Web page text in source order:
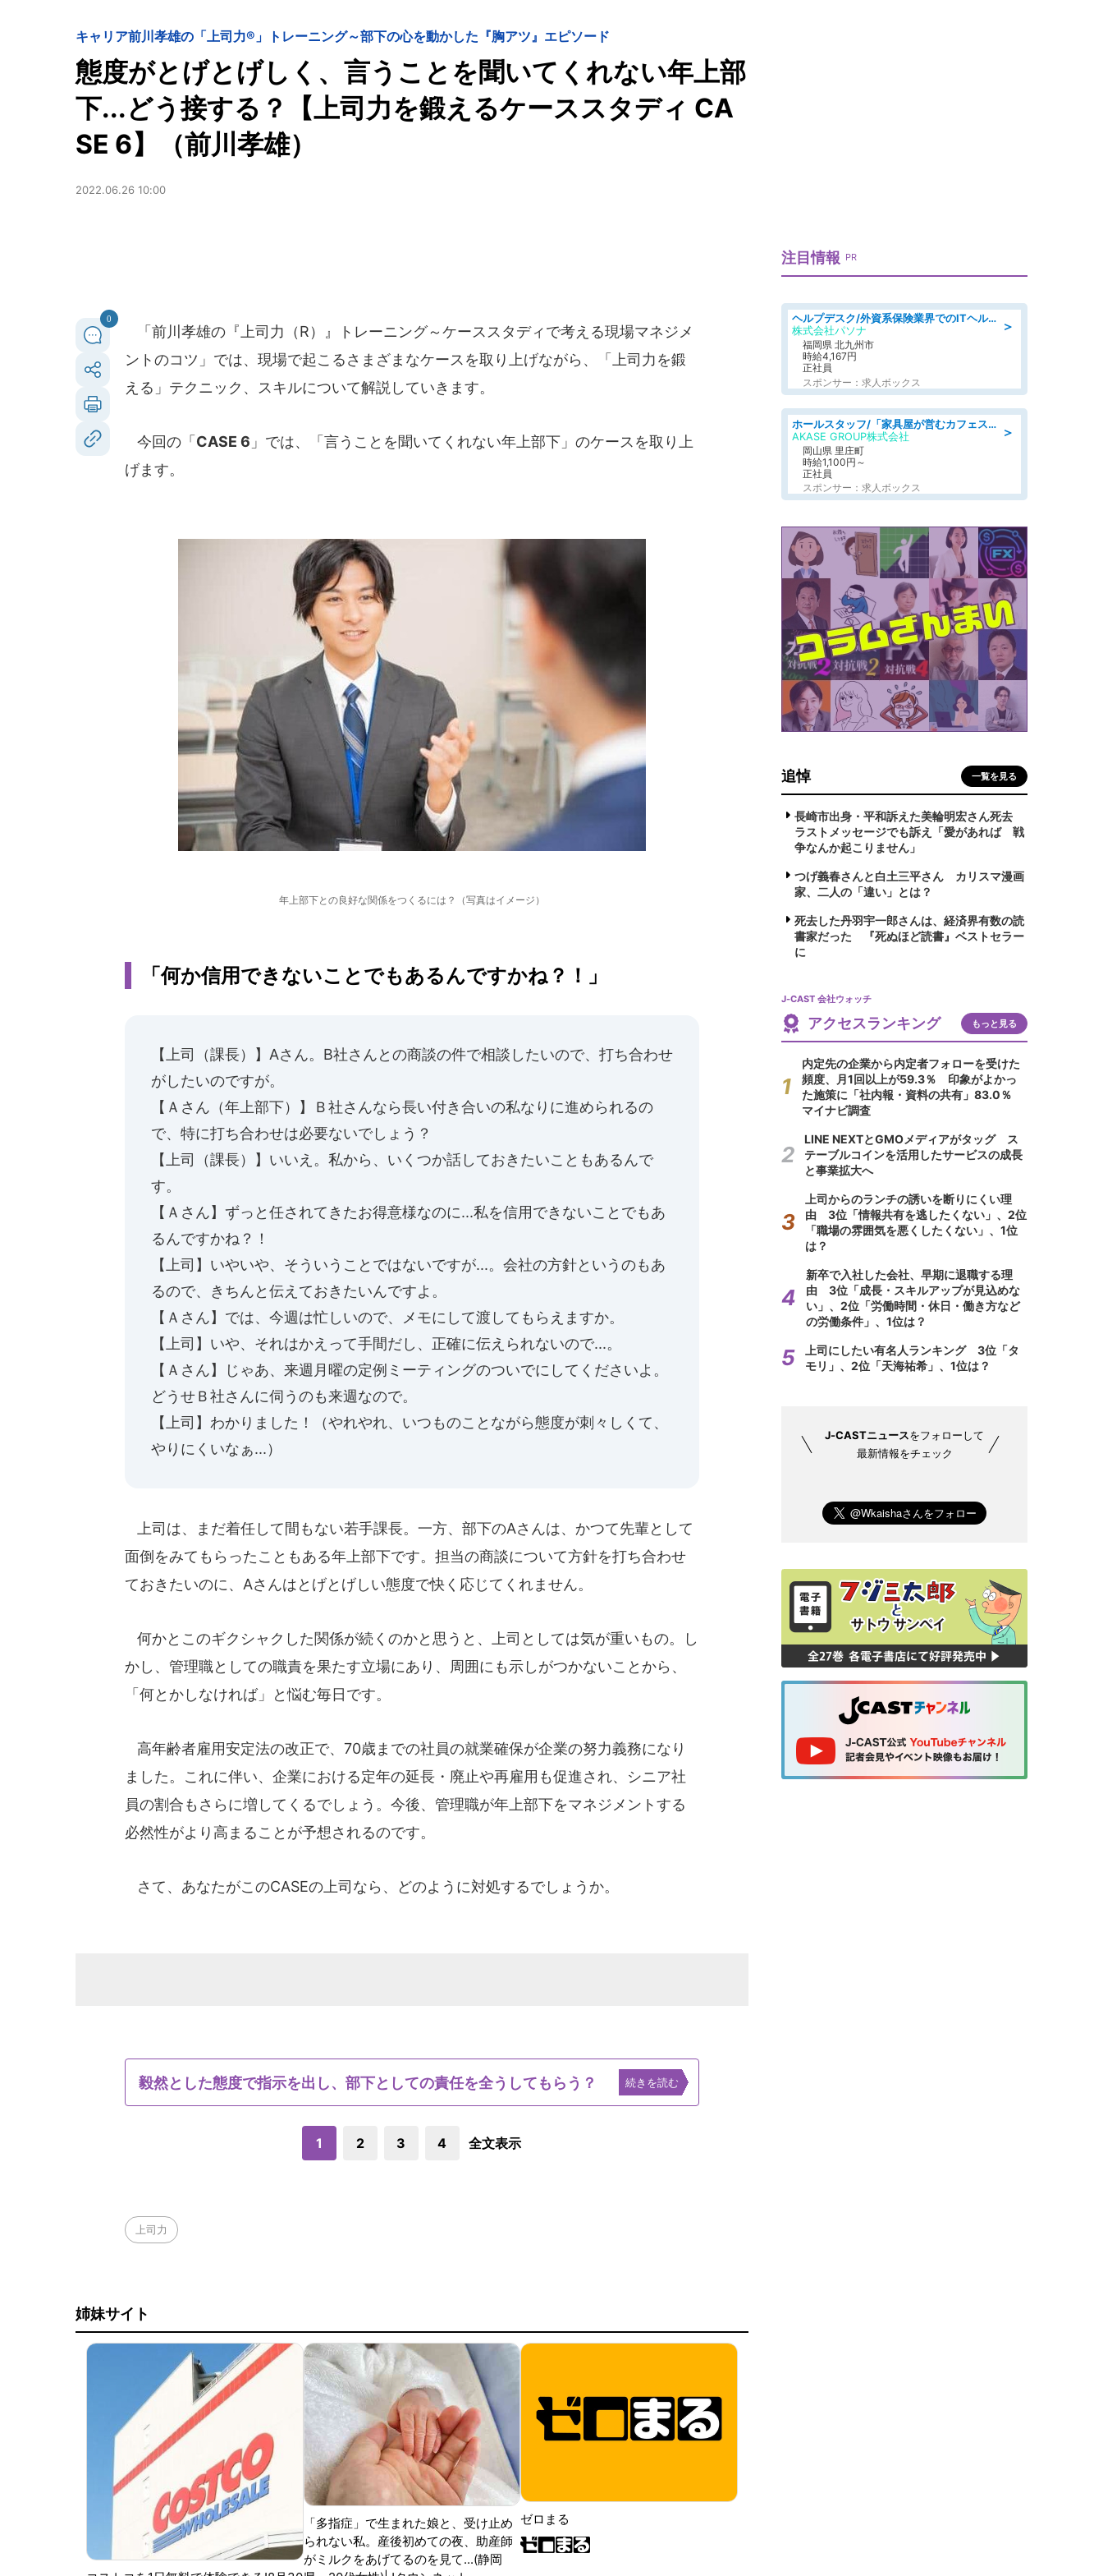
キャリア前川孝雄の「上司力®」トレーニング～部下の心を動かした『胸アツ』エピソード
態度がとげとげしく、言うことを聞いてくれない年上部
下...どう接する？【上司力を鍛えるケーススタディ CA
SE 6】（前川孝雄）
2022.06.26 10:00
0
「前川孝雄の『上司力（R）』トレーニング～ケーススタディで考える現場マネジメ
ントのコツ」では、現場で起こるさまざまなケースを取り上げながら、「上司力を鍛
える」テクニック、スキルについて解説していきます。
今回の「 CASE 6 」では、「言うことを聞いてくれない年上部下」のケースを取り上
げます。
年上部下との良好な関係をつくるには？（写真はイメージ）
「何か信用できないことでもあるんですかね？！」
【上司（課長）】Aさん。B社さんとの商談の件で相談したいので、打ち合わせ
がしたいのですが。
【Ａさん（年上部下）】Ｂ社さんなら長い付き合いの私なりに進められるの
で、特に打ち合わせは必要ないでしょう？
【上司（課長）】いいえ。私から、いくつか話しておきたいこともあるんで
す。
【Ａさん】ずっと任されてきたお得意様なのに...私を信用できないことでもあ
るんですかね？！
【上司】いやいや、そういうことではないですが...。会社の方針というのもあ
るので、きちんと伝えておきたいんですよ。
【Ａさん】では、今週は忙しいので、メモにして渡してもらえますか。
【上司】いや、それはかえって手間だし、正確に伝えられないので...。
【Ａさん】じゃあ、来週月曜の定例ミーティングのついでにしてくださいよ。
どうせＢ社さんに伺うのも来週なので。
【上司】わかりました！（やれやれ、いつものことながら態度が刺々しくて、
やりにくいなぁ...）
上司は、まだ着任して間もない若手課長。一方、部下のAさんは、かつて先輩として
面倒をみてもらったこともある年上部下です。担当の商談について方針を打ち合わせ
ておきたいのに、Aさんはとげとげしい態度で快く応じてくれません。
何かとこのギクシャクした関係が続くのかと思うと、上司としては気が重いもの。し
かし、管理職としての職責を果たす立場にあり、周囲にも示しがつかないことから、
「何とかしなければ」と悩む毎日です。
高年齢者雇用安定法の改正で、70歳までの社員の就業確保が企業の努力義務になり
ました。これに伴い、企業における定年の延長・廃止や再雇用も促進され、シニア社
員の割合もさらに増してくるでしょう。今後、管理職が年上部下をマネジメントする
必然性がより高まることが予想されるのです。
さて、あなたがこのCASEの上司なら、どのように対処するでしょうか。
毅然とした態度で指示を出し、部下としての責任を全うしてもらう？ 続きを読む
1 2 3 4 全文表示
上司力
姉妹サイト
「多指症」で生まれた娘と、受け止め
られない私。産後初めての夜、助産師
がミルクをあげてるのを見て...(静岡
ゼロまる
注目情報 PR
＞
ヘルプデスク/外資系保険業界でのITヘルプデスク業務/駅近/即日勤務可/ヘルプデスク
株式会社パソナ
福岡県 北九州市
時給4,167円
正社員
スポンサー：求人ボックス
＞
ホールスタッフ/「家具屋が営むカフェスタッフ!」週2日～OK!嬉しいまかない付き/岡山県/浅口郡里庄町
AKASE GROUP株式会社
岡山県 里庄町
時給1,100円～
正社員
スポンサー：求人ボックス
追悼 一覧を見る
長崎市出身・平和訴えた美輪明宏さん死去
ラストメッセージでも訴え「愛があれば 戦
争なんか起こりません」
つげ義春さんと白土三平さん カリスマ漫画
家、二人の「違い」とは？
死去した丹羽宇一郎さんは、経済界有数の読
書家だった 『死ぬほど読書』ベストセラー
に
J-CAST 会社ウォッチ
アクセスランキング もっと見る
内定先の企業から内定者フォローを受けた
頻度、月1回以上が59.3％ 印象がよかっ
た施策に「社内報・資料の共有」83.0％
マイナビ調査
LINE NEXTとGMOメディアがタッグ ス
テーブルコインを活用したサービスの成長
と事業拡大へ
上司からのランチの誘いを断りにくい理
由 3位「情報共有を逃したくない」、2位
「職場の雰囲気を悪くしたくない」、1位
は？
新卒で入社した会社、早期に退職する理
由 3位「成長・スキルアップが見込めな
い」、2位「労働時間・休日・働き方など
の労働条件」、1位は？
上司にしたい有名人ランキング 3位「タ
モリ」、2位「天海祐希」、1位は？
J-CASTニュースをフォローして
最新情報をチェック